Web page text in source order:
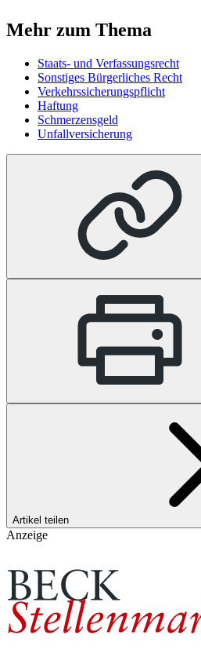
Mehr zum Thema
Staats- und Verfassungsrecht
Sonstiges Bürgerliches Recht
Verkehrssicherungspflicht
Haftung
Schmerzensgeld
Unfallversicherung
Artikel teilen
Anzeige